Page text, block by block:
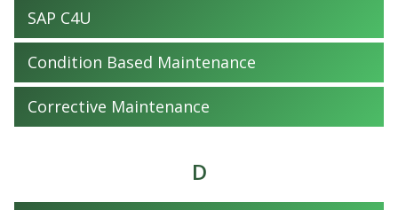
SAP C4U
Condition Based Maintenance
Corrective Maintenance
D